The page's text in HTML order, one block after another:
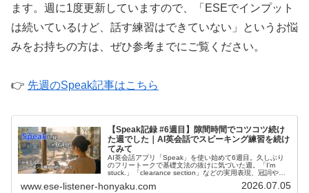
ます。週に1度更新していますので、「ESEでインプット
は続いているけど、話す練習はできていない」というお悩
みをお持ちの方は、ぜひ参考までにご覧ください。
👉 先週のSpeak記事はこちら
【Speak記録 #6週目】隙間時間でコツコツ続け
た週でした｜AI英会話でスピーキング練習を続け
てみて
AI英会話アプリ「Speak」を使い始めて6週目。久しぶり
のフリートークで基礎文法の抜けに気づいた週。「I'm
stuck.」「clearance section」などの実用表現、冠詞や
www.ese-listener-honyaku.com 2026.07.05